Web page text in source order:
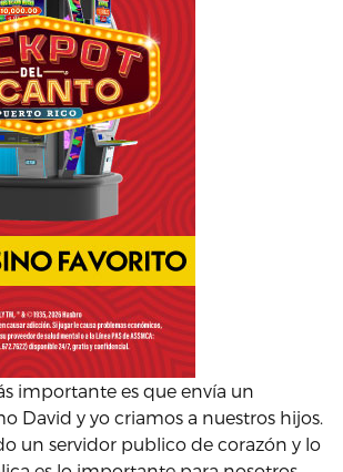
importante es que envía un
David y yo criamos a nuestros hijos.
un servidor publico de corazón y lo